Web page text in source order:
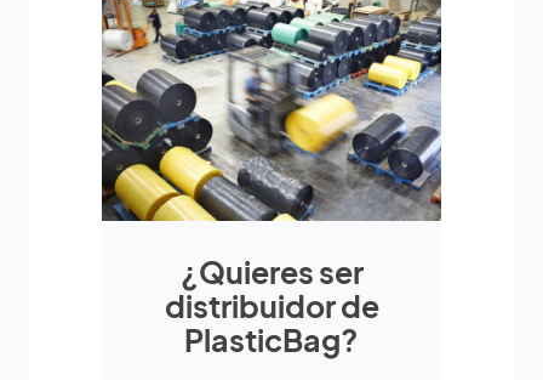
¿Quieres ser
distribuidor de
PlasticBag?